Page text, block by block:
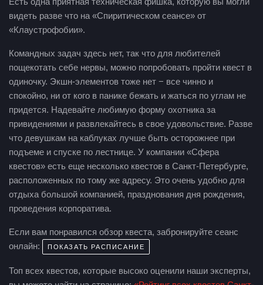
видеть разве что на «Спиритическом сеансе» от
«Клаустрофобии».
Командных задач здесь нет, так что для любителей
пощекотать себе нервы, можно попробовать пройти квест в
одиночку. Экшн-элементов тоже нет − все чинно и
спокойно, ни от кого в панике бежать и жаться по углам не
придется. Надевайте любимую форму охотника за
привидениями и развлекайтесь в свое удовольствие. Разве
что девушкам на каблуках лучше быть осторожнее при
подъеме и спуске по лестнице. У компании «Сфера
квестов» есть еще несколько квестов в Санкт-Петербурге,
расположенных по тому же адресу. Это очень удобно для
отдыха большой компанией, празднования дня рождения,
проведения корпоратива.
Если вам понравился обзор квеста, забронируйте сеанс
онлайн:
ПОКАЗАТЬ РАСПИСАНИЕ
Топ всех квестов, которые высоко оценили наши эксперты,